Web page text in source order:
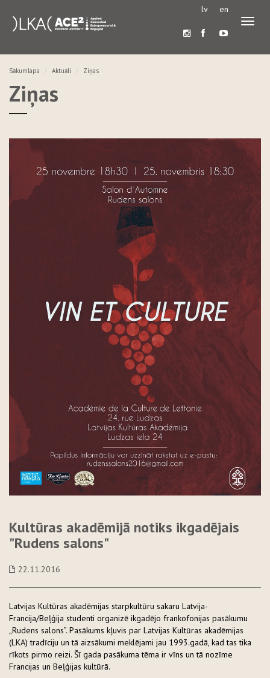
lv en
Sākumlapa Aktuāli Ziņas
Ziņas
Kultūras akadēmijā notiks ikgadējais
"Rudens salons"
22.11.2016
Latvijas Kultūras akadēmijas starpkultūru sakaru Latvija-
Francija/Beļģija studenti organizē ikgadējo frankofonijas pasākumu
„Rudens salons”. Pasākums kļuvis par Latvijas Kultūras akadēmijas
(LKA) tradīciju un tā aizsākumi meklējami jau 1993.gadā, kad tas tika
rīkots pirmo reizi. Šī gada pasākuma tēma ir vīns un tā nozīme
Francijas un Beļģijas kultūrā.